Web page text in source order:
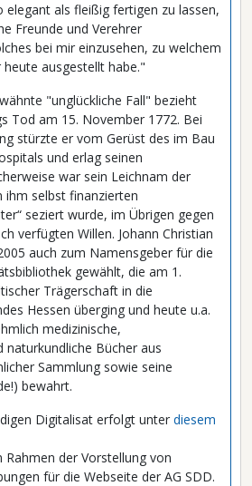
elegant als fleißig fertigen zu lassen,
Freunde und Verehrer
bei mir einzusehen, zu welchem
ausgestellt habe."
"unglückliche Fall" bezieht
Tod am 15. November 1772. Bei
stürzte er vom Gerüst des im Bau
und erlag seinen
war sein Leichnam der
ihm selbst finanzierten
seziert wurde, im Übrigen gegen
verfügten Willen. Johann Christian
auch zum Namensgeber für die
gewählt, die am 1.
Trägerschaft in die
Hessen überging und heute u.a.
medizinische,
naturkundliche Bücher aus
Sammlung sowie seine
bewahrt.
Digitalisat erfolgt unter diesem
der Vorstellung von
für die Webseite der AG SDD.